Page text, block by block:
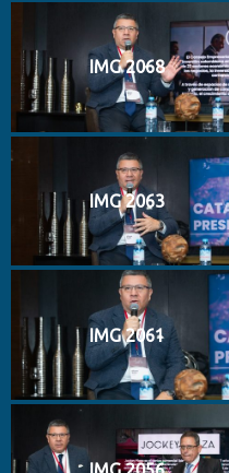
IMG 2068
IMG 2063
IMG 2061